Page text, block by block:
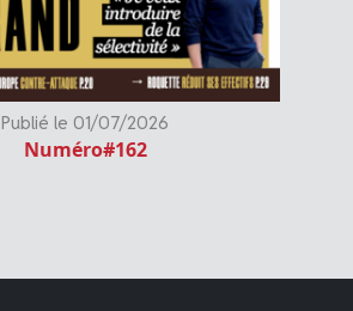
Publié le 01/07/2026
Numéro#162